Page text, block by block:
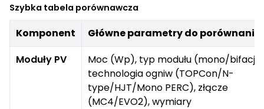
Szybka tabela porównawcza
Komponent
Główne parametry do porównania
Moduły PV
Moc (Wp), typ modułu (mono/
technologia ogniw (TOPCon/N-
type/HJT/Mono PERC), złącze
(MC4/EVO2), wymiary